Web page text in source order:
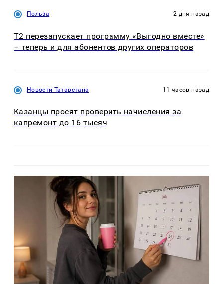
Польза 2 дня назад
Т2 перезапускает программу «Выгодно вместе»
– теперь и для абонентов других операторов
Новости Татарстана 11 часов назад
Казанцы просят проверить начисления за
капремонт до 16 тысяч